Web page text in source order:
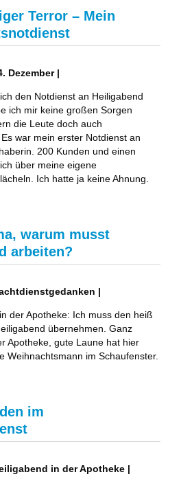
Terror – Mein
Dezember |
den Notdienst an Heiligabend
ich mir keine großen Sorgen
die Leute doch auch
war mein erster Notdienst an
200 Kunden und einen
über meine eigene
Ich hatte ja keine Ahnung.
warum musst
arbeiten?
|
der Apotheke: Ich muss den heiß
übernehmen. Ganz
Apotheke, gute Laune hat hier
Weihnachtsmann im Schaufenster.
im
in der Apotheke |